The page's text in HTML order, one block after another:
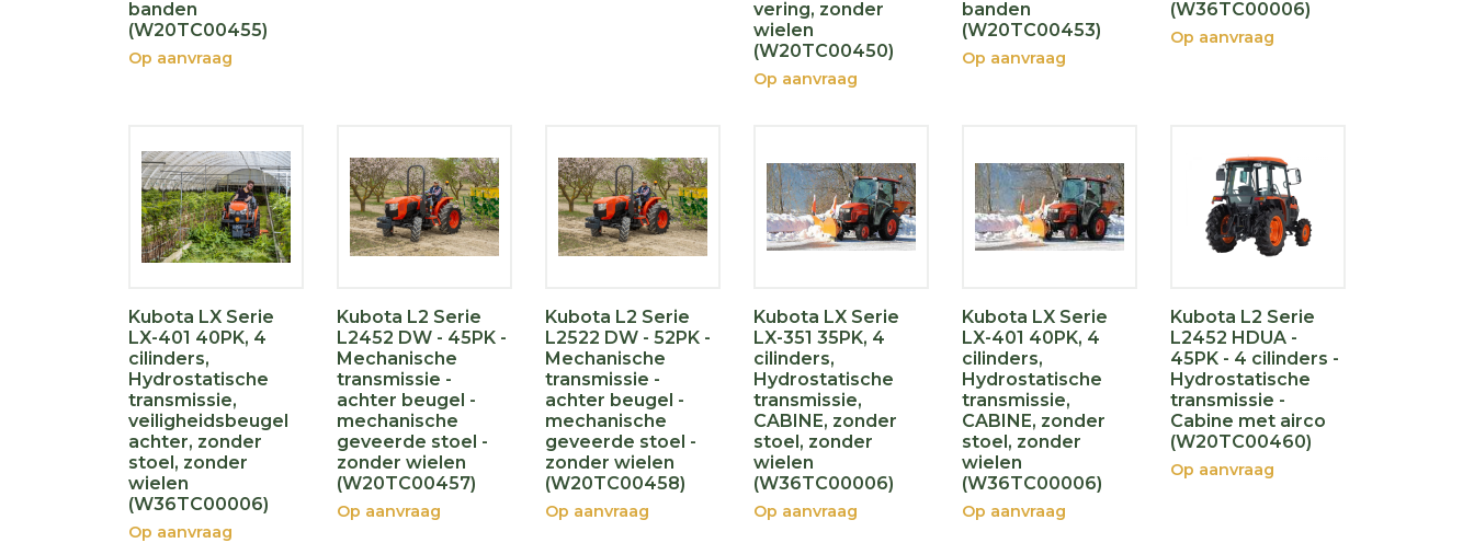
banden
(W20TC00455)
Op aanvraag
vering, zonder
wielen
(W20TC00450)
Op aanvraag
banden
(W20TC00453)
Op aanvraag
(W36TC00006)
Op aanvraag
Kubota LX Serie
LX-401 40PK, 4
cilinders,
Hydrostatische
transmissie,
veiligheidsbeugel
achter, zonder
stoel, zonder
wielen
(W36TC00006)
Op aanvraag
Kubota L2 Serie
L2452 DW - 45PK -
Mechanische
transmissie -
achter beugel -
mechanische
geveerde stoel -
zonder wielen
(W20TC00457)
Op aanvraag
Kubota L2 Serie
L2522 DW - 52PK -
Mechanische
transmissie -
achter beugel -
mechanische
geveerde stoel -
zonder wielen
(W20TC00458)
Op aanvraag
Kubota LX Serie
LX-351 35PK, 4
cilinders,
Hydrostatische
transmissie,
CABINE, zonder
stoel, zonder
wielen
(W36TC00006)
Op aanvraag
Kubota LX Serie
LX-401 40PK, 4
cilinders,
Hydrostatische
transmissie,
CABINE, zonder
stoel, zonder
wielen
(W36TC00006)
Op aanvraag
Kubota L2 Serie
L2452 HDUA -
45PK - 4 cilinders -
Hydrostatische
transmissie -
Cabine met airco
(W20TC00460)
Op aanvraag